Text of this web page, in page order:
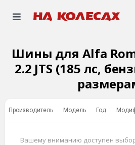
Шины для Alfa
2.2 JTS (185 лс,
Производитель Модель Год
Вашему вниманию доступен